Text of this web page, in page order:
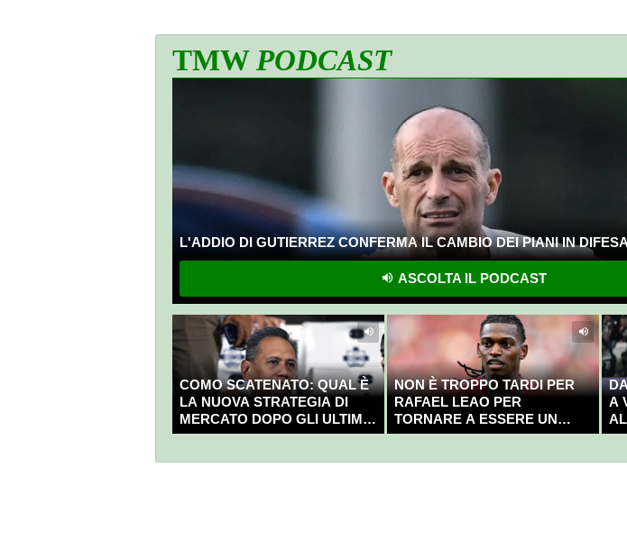
TMWPODCAST
L'ADDIO DI GUTIERREZ CONFERMA IL CAMBIO DEI PIANI IN
ASCOLTA IL PODCAST
COMO SCATENATO: QUAL È
LA NUOVA STRATEGIA DI
MERCATO DOPO GLI ULTIMI
COLPI?
NON È TROPPO TARDI PER
RAFAEL LEAO PER
TORNARE A ESSERE UN
CAMPIONE
A